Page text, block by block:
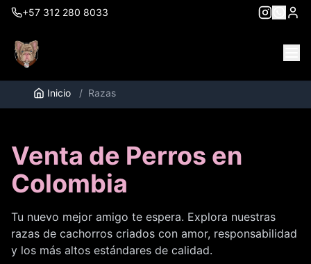
+57 312 280 8033
Inicio / Razas
Venta de Perros en
Colombia
Tu nuevo mejor amigo te espera. Explora nuestras
razas de cachorros criados con amor, responsabilidad
y los más altos estándares de calidad.